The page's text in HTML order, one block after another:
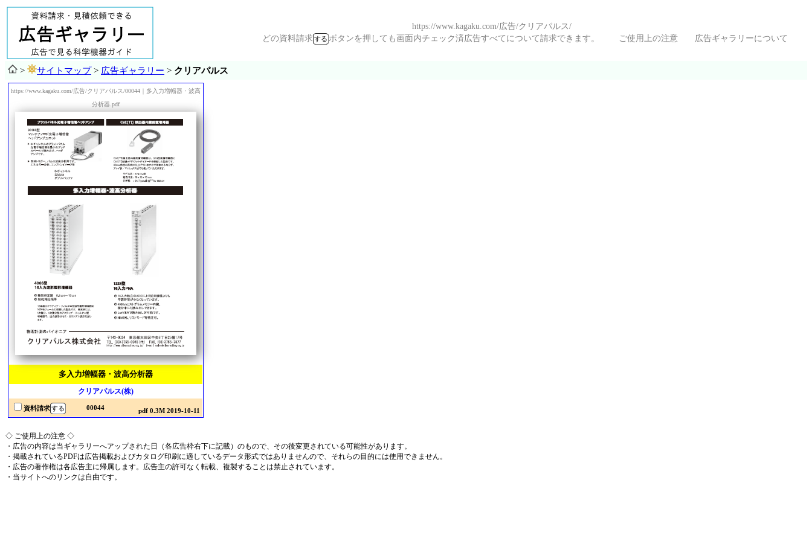
https://www.kagaku.com/広告/クリアパルス/
どの資料請求
ボタンを押しても画面内チェック済広告すべてについて請求できます。 ご使用上の注意 広告ギャラリーについて
> サイトマップ> 広告ギャラリー > クリアパルス
https://www.kagaku.com/広告/クリアパルス/00044｜多入力増幅器・波高
分析器.pdf
多入力増幅器・波高分析器
クリアパルス(株)
資料請求 00044 pdf 0.3M 2019-10-11
◇ ご使用上の注意 ◇
・広告の内容は当ギャラリーへアップされた日（各広告枠右下に記載）のもので、その後変更されている可能性があります。
・掲載されているPDFは広告掲載およびカタログ印刷に適しているデータ形式ではありませんので、それらの目的には使用できません。
・広告の著作権は各広告主に帰属します。広告主の許可なく転載、複製することは禁止されています。
・当サイトへのリンクは自由です。